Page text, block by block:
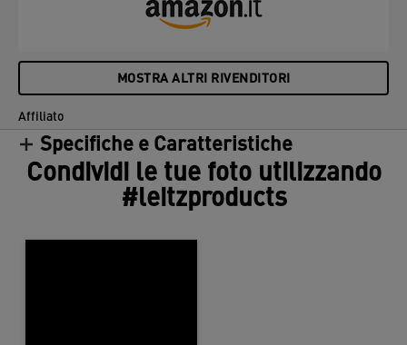
MOSTRA ALTRI RIVENDITORI
Affiliato
Specifiche e Caratteristiche
Condividi le tue foto utilizzando
#leitzproducts